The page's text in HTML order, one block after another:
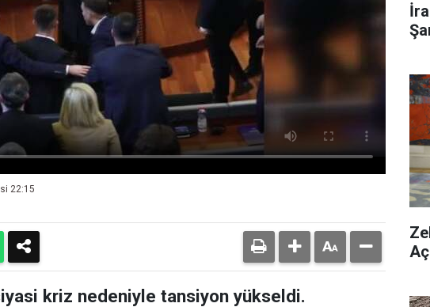
22:15
kriz nedeniyle tansiyon yükseldi.